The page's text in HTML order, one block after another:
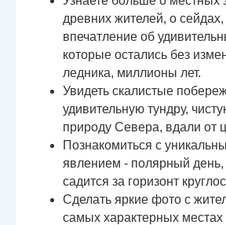
древних жителей, о
впечатление об
которые остались без
ледника, миллионы лет.
Увидеть скалистые
удивительную тундру,
природу Севера, вдали от
Познакомиться с
явлением - полярный день,
садится за горизонт
Сделать яркие фото с
самых характерных местах